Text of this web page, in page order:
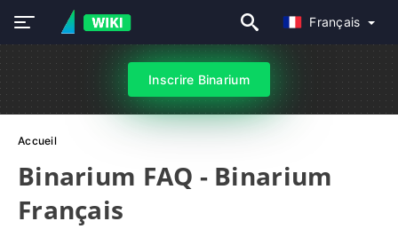
Français
Inscrire Binarium
Accueil
Binarium FAQ - Binarium
Français